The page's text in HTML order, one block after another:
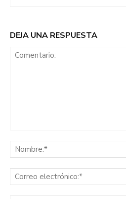
DEJA UNA RESPUESTA